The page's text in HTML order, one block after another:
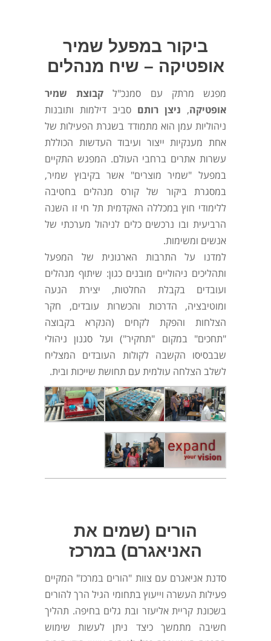
ביקור במפעל שמיר
אופטיקה – שיח מנהלים
מפגש מרתק עם סמנכ"ל קבוצת שמיר
אופטיקה, ניצן רותם סביב דילמות ותובנות
ניהוליות עמן הוא מתמודד בשגרת הפעילות של
אחת מענקיות ייצור ועיבוד העדשות הכוללת
עשרות אתרים ברחבי העולם. המפגש התקיים
במפעל "שמיר מוצרים" אשר בקיבוץ שמיר,
במסגרת ביקור של קורס מנהלים בחטיבה
ללימודי חוץ במכללה האקדמית תל חי זו השנה
הרביעית ובו נרכשים כלים לניהול מערכתי של
אנשים ומשימות.
למדנו על התרבות הארגונית של המפעל
ותהליכים ניהוליים מובנים כגון: שיתוף מנהלים
ועובדים בקבלת החלטות, יצירת הנעה
ומוטיבציה, הדרכות והכשרות עובדים, חקר
הצלחות והפקת לקחים (הנקרא בקבוצה
"תחכים" במקום "תחקיר") ועל סגנון ניהולי
שבבסיסו הקשבה לקולות העובדים המצליח
לשלב הצלחה עולמית עם תחושת שייכות ובית.
הורים (שמים את
האניאגרם) במרכז
סדנת אניאגרם עם צוות "הורים במרכז" המקיים
פעילות העשרה וייעוץ בתחומי הגיל הרך להורים
בשכונת קריית אליעזר ובת גלים בחיפה. תהליך
חשיבה מתמשך כיצד ניתן לעשות שימוש